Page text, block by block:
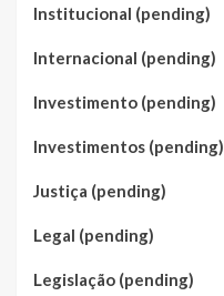
Institucional (pending)
Internacional (pending)
Investimento (pending)
Investimentos (pending)
Justiça (pending)
Legal (pending)
Legislação (pending)